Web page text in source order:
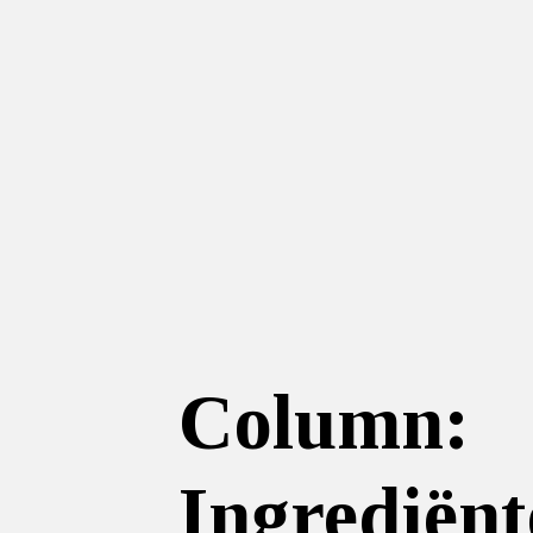
Column: